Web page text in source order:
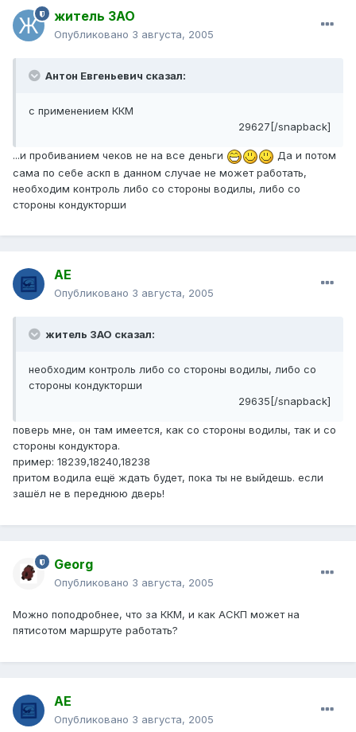
житель ЗАО
Опубликовано 3 августа, 2005
Антон Евгеньевич сказал:
с применением ККМ
29627[/snapback]
...и пробиванием чеков не на все деньги
Да и потом
сама по себе аскп в данном случае не может работать,
необходим контроль либо со стороны водилы, либо со
стороны кондукторши
АЕ
Опубликовано 3 августа, 2005
житель ЗАО сказал:
необходим контроль либо со стороны водилы, либо со
стороны кондукторши
29635[/snapback]
поверь мне, он там имеется, как со стороны водилы, так и со
стороны кондуктора.
пример: 18239,18240,18238
притом водила ещё ждать будет, пока ты не выйдешь. если
зашёл не в переднюю дверь!
Georg
Опубликовано 3 августа, 2005
Можно поподробнее, что за ККМ, и как АСКП может на
пятисотом маршруте работать?
АЕ
Опубликовано 3 августа, 2005